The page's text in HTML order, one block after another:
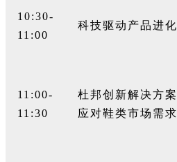
10:30-
11:00
科技驱动产品进化
11:00-
11:30
杜邦创新解决方案
应对鞋类市场需求